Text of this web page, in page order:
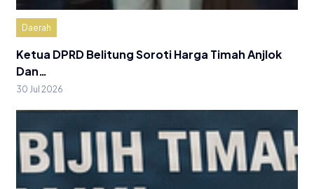
Daerah
Ketua DPRD Belitung Soroti Harga Timah Anjlok
Dan…
30 Jul 2026